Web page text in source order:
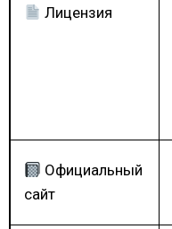
Лицензия
Официальный
сайт